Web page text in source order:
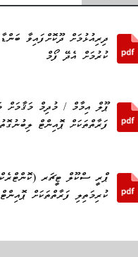
ދިރިއުޅުމަށް ދޫކޮށްފައިވާ
ކުރުމަށް އެދޭ ފޯމް
ޕޫލް އިމާމް / މުދިމް މަޤާމަށް
ފަރާތްތަކަށް ޕޮއިންޓް
ޕްރީ ސްކޫލް ޓީޗަރ
ކުރިމަތިލި ފަރާތްތަކަށް